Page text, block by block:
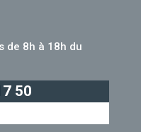
de 8h à 18h du
50